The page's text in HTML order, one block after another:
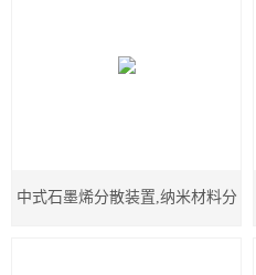
中式石墨烯分散装置,纳米材料分